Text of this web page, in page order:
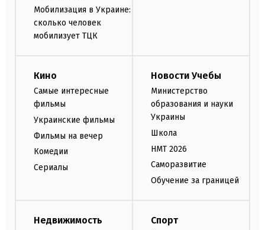
Мобилизация в Украине:
сколько человек
мобилизует ТЦК
Кино
Самые интересные
фильмы
Украинские фильмы
Фильмы на вечер
Комедии
Сериалы
Новости Учебы
Министерство
образования и науки
Украины
Школа
НМТ 2026
Саморазвитие
Обучение за границей
Недвижимость Спорт